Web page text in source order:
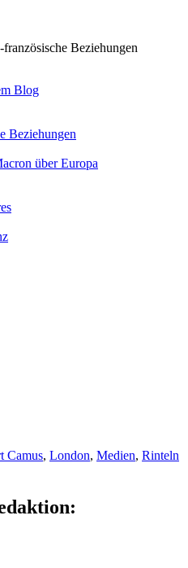
Beziehungen
Blog
Beziehungen
über Europa
Camus, London, Medien, Rinteln